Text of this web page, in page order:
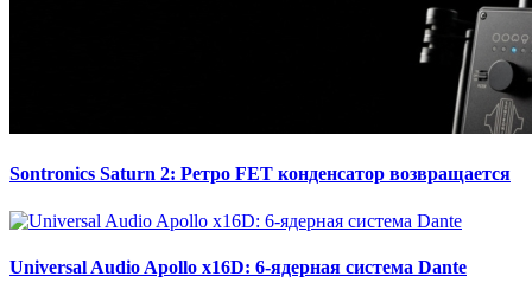
Sontronics Saturn 2: Ретро FET конденсатор возвращается
Universal Audio Apollo x16D: 6-ядерная система Dante